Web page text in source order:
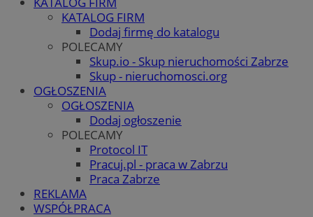
KATALOG FIRM
Dodaj firmę do katalogu
POLECAMY
Skup.io - Skup nieruchomości Zabrze
Skup - nieruchomosci.org
OGŁOSZENIA
OGŁOSZENIA
Dodaj ogłoszenie
POLECAMY
Protocol IT
Pracuj.pl - praca w Zabrzu
Praca Zabrze
REKLAMA
WSPÓŁPRACA